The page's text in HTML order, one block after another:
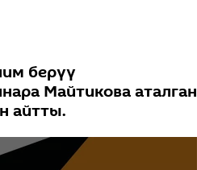
берүү
Майтикова аталган
айтты.